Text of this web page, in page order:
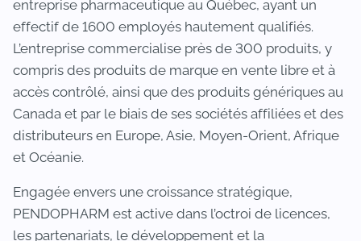
entreprise pharmaceutique au Québec, ayant un
effectif de 1600 employés hautement qualifiés.
L’entreprise commercialise près de 300 produits, y
compris des produits de marque en vente libre et à
accès contrôlé, ainsi que des produits génériques au
Canada et par le biais de ses sociétés affiliées et des
distributeurs en Europe, Asie, Moyen-Orient, Afrique
et Océanie.
Engagée envers une croissance stratégique,
PENDOPHARM est active dans l’octroi de licences,
les partenariats, le développement et la